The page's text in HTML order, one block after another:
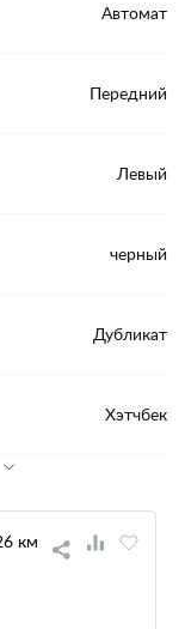
Автомат
Передний
Левый
черный
Дубликат
Хэтчбек
км